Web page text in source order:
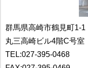
群馬県高崎市鶴見町1-1
丸三高崎ビル4階C号室
TEL:027-395-0468